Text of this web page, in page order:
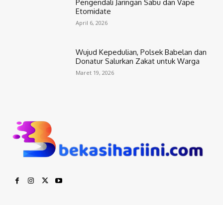
Pengendali Jaringan Sabu dan Vape
Etomidate
April 6, 2026
Wujud Kepedulian, Polsek Babelan dan
Donatur Salurkan Zakat untuk Warga
Maret 19, 2026